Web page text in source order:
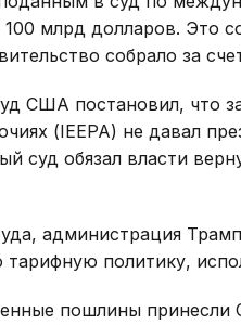
млрд долларов. Это
собрало за
США постановил, что
(IEEPA) не давал
суд обязал власти
администрация
тарифную политику,
пошлины